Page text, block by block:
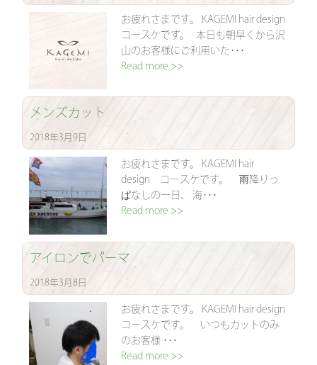
お疲れさまです。 KAGEMI hair design
コースケです。 本日も朝早くから沢
山のお客様にご利用いた･･･
Read more >>
メンズカット
2018年3月9日
お疲れさまです。 KAGEMI hair
design コースケです。 雨降りっ
ぱなしの一日、 海･･･
Read more >>
アイロンでパーマ
2018年3月8日
お疲れさまです。 KAGEMI hair design
コースケです。 いつもカットのみ
のお客様 ･･･
Read more >>